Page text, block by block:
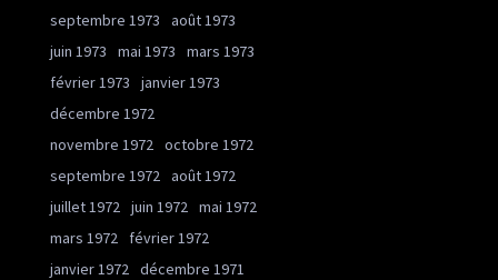
septembre 1973
août 1973
juin 1973
mai 1973
mars 1973
février 1973
janvier 1973
décembre 1972
novembre 1972
octobre 1972
septembre 1972
août 1972
juillet 1972
juin 1972
mai 1972
mars 1972
février 1972
janvier 1972
décembre 1971